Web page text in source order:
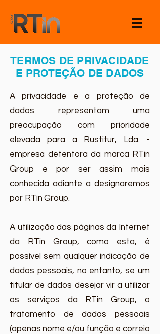
TERMOS DE PRIVACIDADE
E PROTEÇÃO DE DADOS
A privacidade e a proteção de
dados representam uma
preocupação com prioridade
elevada para a Rustitur, Lda. -
empresa detentora da marca RTin
Group e por ser assim mais
conhecida adiante a designaremos
por RTin Group.
A utilização das páginas da Internet
da RTin Group, como esta, é
possível sem qualquer indicação de
dados pessoais, no entanto, se um
titular de dados desejar vir a utilizar
os serviços da RTin Group, o
tratamento de dados pessoais
(apenas nome e/ou função e correio